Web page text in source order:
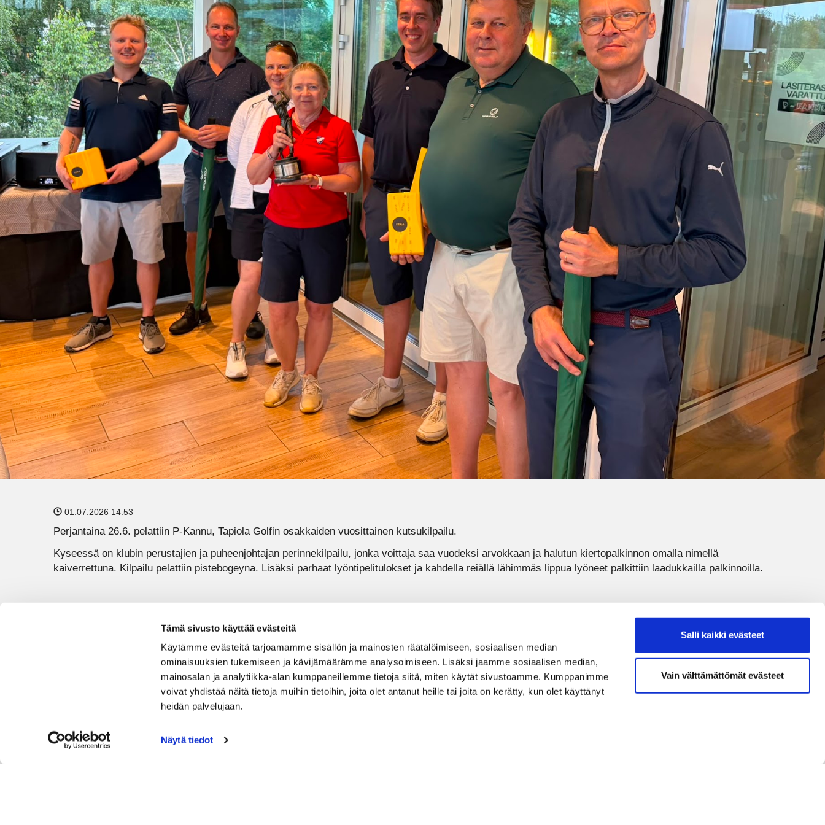
Tämä sivusto käyttää evästeitä
Käytämme evästeitä tarjoamamme sisällön ja mainosten räätälöimiseen, sosiaalisen median
ominaisuuksien tukemiseen ja kävijämäärämme analysoimiseen. Lisäksi jaamme sosiaalisen median,
mainosalan ja analytiikka-alan kumppaneillemme tietoja siitä, miten käytät sivustoamme. Kumppanimme
voivat yhdistää näitä tietoja muihin tietoihin, joita olet antanut heille tai joita on kerätty, kun olet käyttänyt
heidän palvelujaan.
Näytä tiedot
Salli kaikki evästeet
Vain välttämättömät evästeet
01.07.2026 14:53
Perjantaina 26.6. pelattiin P-Kannu, Tapiola Golfin osakkaiden vuosittainen kutsukilpailu.
Kyseessä on klubin perustajien ja puheenjohtajan perinnekilpailu, jonka voittaja saa vuodeksi arvokkaan ja halutun kiertopalkinnon omalla nimellä
kaiverrettuna. Kilpailu pelattiin pistebogeyna. Lisäksi parhaat lyöntipelitulokset ja kahdella reiällä lähimmäs lippua lyöneet palkittiin laadukkailla palkinnoilla.
🥉Lauri Purovaara, 36 p.
Paras lyöntipelitulos, naiset: Eeppo Haukka, 86